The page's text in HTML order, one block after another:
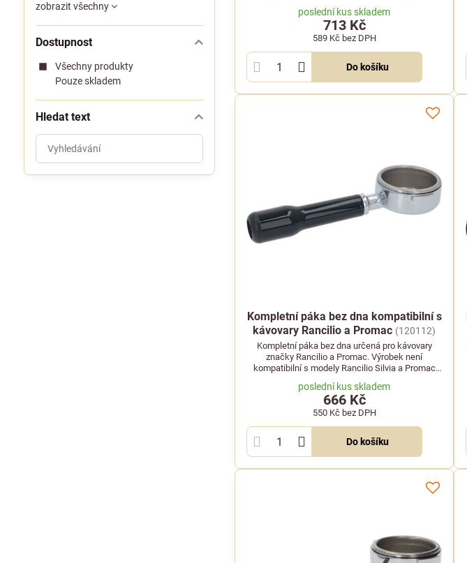
poslední kus skladem
713 Kč
589 Kč bez DPH
Do košíku
Kompletní páka bez dna kompatibilní s
kávovary Rancilio a Promac (120112)
Kompletní páka bez dna určená pro kávovary
značky Rancilio a Promac. Výrobek není
kompatibilní s modely Rancilio Silvia a Promac
poslední kus skladem
666 Kč
550 Kč bez DPH
Do košíku
zobrazit všechny
Dostupnost
Všechny produkty
Pouze skladem
Hledat text
Prohledat
výsledky
filtru